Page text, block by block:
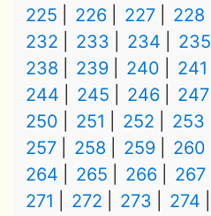
225
226 227 228
232
233 234 235
238
239 240 241
244
245 246 247
250
251 252 253
257
258 259 260
264
265 266 267
271
272 273 274